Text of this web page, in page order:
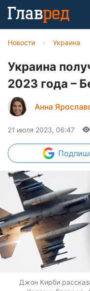
Новости › Украина
Украина
2023 года –
Анна
21 июля 2023, 06:47
Джон Кирби